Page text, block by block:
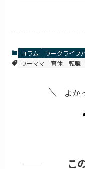
コラム
ワークライフ
ワーママ
育休 転職
よか
こ